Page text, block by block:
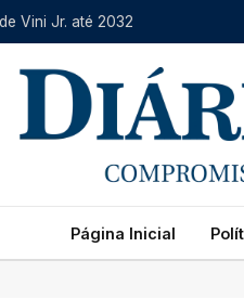
Vini Jr. até 2032
Página Inicial